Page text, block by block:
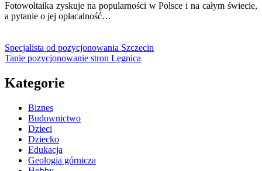
Fotowoltaika zyskuje na popularności w Polsce i na całym świecie,
a pytanie o jej opłacalność…
Specjalista od pozycjonowania Szczecin
Tanie pozycjonowanie stron Legnica
Kategorie
Biznes
Budownictwo
Dzieci
Dziecko
Edukacja
Geologia górnicza